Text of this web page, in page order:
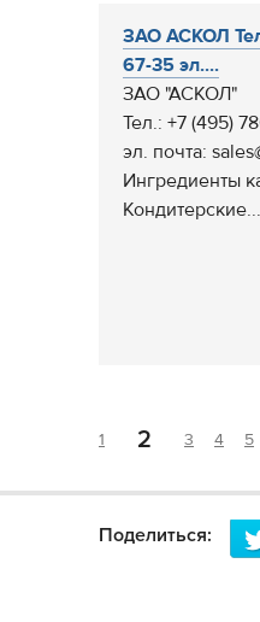
ЗАО АСКОЛ
67-35 эл....
ЗАО "АСКОЛ"
Тел.: +7 (495)
эл. почта:
Ингредиенты
Кондитерские...
1 2 3 4 5
Поделиться: